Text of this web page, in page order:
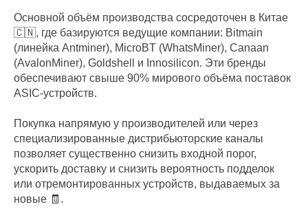
Основной объём производства сосредоточен в Китае
🇨🇳, где базируются ведущие компании: Bitmain
(линейка Antminer), MicroBT (WhatsMiner), Canaan
(AvalonMiner), Goldshell и Innosilicon. Эти бренды
обеспечивают свыше 90% мирового объёма поставок
ASIC-устройств.
Покупка напрямую у производителей или через
специализированные дистрибьюторские каналы
позволяет существенно снизить входной порог,
ускорить доставку и снизить вероятность подделок
или отремонтированных устройств, выдаваемых за
новые 🧾.